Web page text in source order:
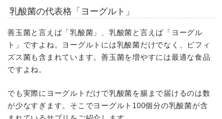
乳酸菌の代表格「ヨーグルト」
善玉菌と言えば「乳酸菌」、乳酸菌と言えば「ヨーグル
ト」ですよね。ヨーグルトには乳酸菌だけでなく、ビフィ
ズス菌も含まれています。善玉菌を増やすには最適な食品
ですよね。
でも実際にヨーグルトだけで乳酸菌を腸まで届けるのは数
が少なすぎます。そこでヨーグルト100個分の乳酸菌が含